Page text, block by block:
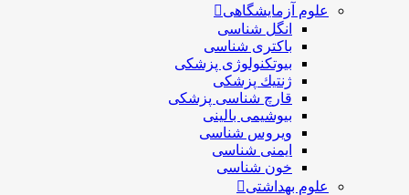
علوم آزمایشگاهی
انگل شناسی
باکتری شناسی
بیوتکنولوژی پزشکی
ژنتيك پزشکی
قارچ شناسی پزشكی
بیوشیمی بالینی
ویروس شناسی
ایمنی شناسی
خون شناسی
علوم بهداشتی